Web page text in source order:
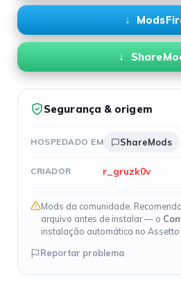
Segurança & origem
HOSPEDADO EM ShareMods
CRIADOR r_gruzk0v
Mods da comunidade.
arquivo antes de instalar — o
instalação automática no Assetto
Reportar problema